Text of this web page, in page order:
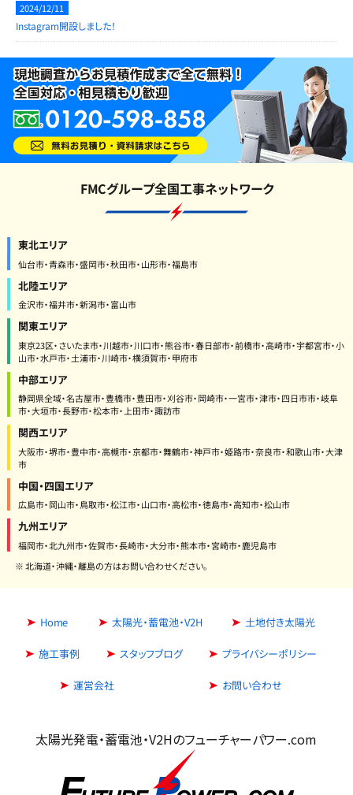
2024/12/11
Instagram開設しました！
FMCグループ全国工事ネットワーク
東北エリア
仙台市・青森市・盛岡市・秋田市・山形市・福島市
北陸エリア
金沢市・福井市・新潟市・富山市
関東エリア
東京23区・さいたま市・川越市・川口市・熊谷市・春日部市・前橋市・高崎市・宇都宮市・小
山市・水戸市・土浦市・川崎市・横須賀市・甲府市
中部エリア
静岡県全域・名古屋市・豊橋市・豊田市・刈谷市・岡崎市・一宮市・津市・四日市市・岐阜
市・大垣市・長野市・松本市・上田市・諏訪市
関西エリア
大阪市・堺市・豊中市・高槻市・京都市・舞鶴市・神戸市・姫路市・奈良市・和歌山市・大津
市
中国・四国エリア
広島市・岡山市・鳥取市・松江市・山口市・高松市・徳島市・高知市・松山市
九州エリア
福岡市・北九州市・佐賀市・長崎市・大分市・熊本市・宮崎市・鹿児島市
※ 北海道・沖縄・離島の方はお問い合わせください。
Home 太陽光・蓄電池・V2H 土地付き太陽光
施工事例 スタッフブログ プライバシーポリシー
運営会社 お問い合わせ
太陽光発電・蓄電池・V2Hのフューチャーパワー.com